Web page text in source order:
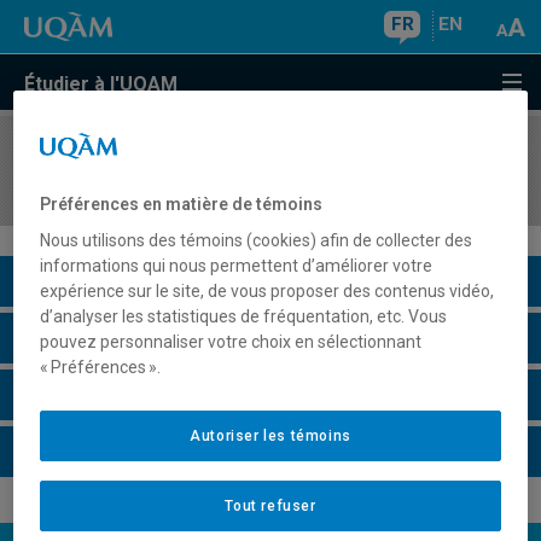
FR EN
Étudier à l'UQAM
COURS//
Description du cours
Horaire - Été 2026
Préférences en matière de témoins
Nous utilisons des témoins (cookies) afin de collecter des
informations qui nous permettent d’améliorer votre
expérience sur le site, de vous proposer des contenus vidéo,
d’analyser les statistiques de fréquentation, etc. Vous
pouvez personnaliser votre choix en sélectionnant
« Préférences ».
Tout refuser
Autoriser les témoins